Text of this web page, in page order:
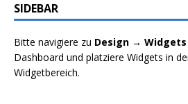
SIDEBAR
Bitte navigiere zu Design → Widgets
Dashboard und platziere Widgets in
Widgetbereich.